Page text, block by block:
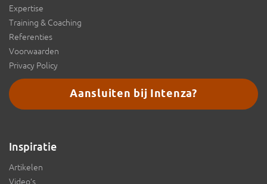
Expertise
Training & Coaching
Referenties
Voorwaarden
Privacy Policy
Aansluiten bij Intenza?
Inspiratie
Artikelen
Video’s